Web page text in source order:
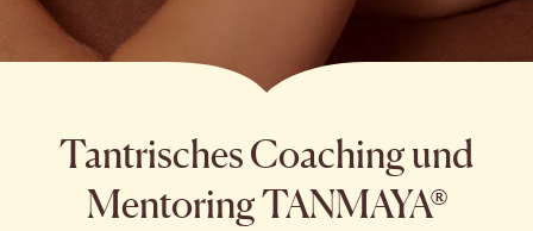
Tantrisches Coaching und
Mentoring TANMAYA®